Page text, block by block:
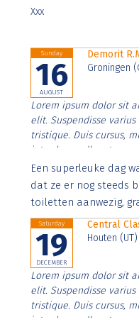
Xxx
Sunday
16
AUGUST
Demorit
Groningen
Lorem ipsum dolor sit
elit. Suspendisse
tristique. Duis cursus,
interdum nulla, ut
Aenean faucibus nibh
imperdiet. Nunc ut
Een superleuke dag
dat ze er nog steeds
toiletten aanwezig,
Saturday
19
DECEMBER
Central
Houten (UT)
Lorem ipsum dolor sit
elit. Suspendisse
tristique. Duis cursus,
interdum nulla, ut